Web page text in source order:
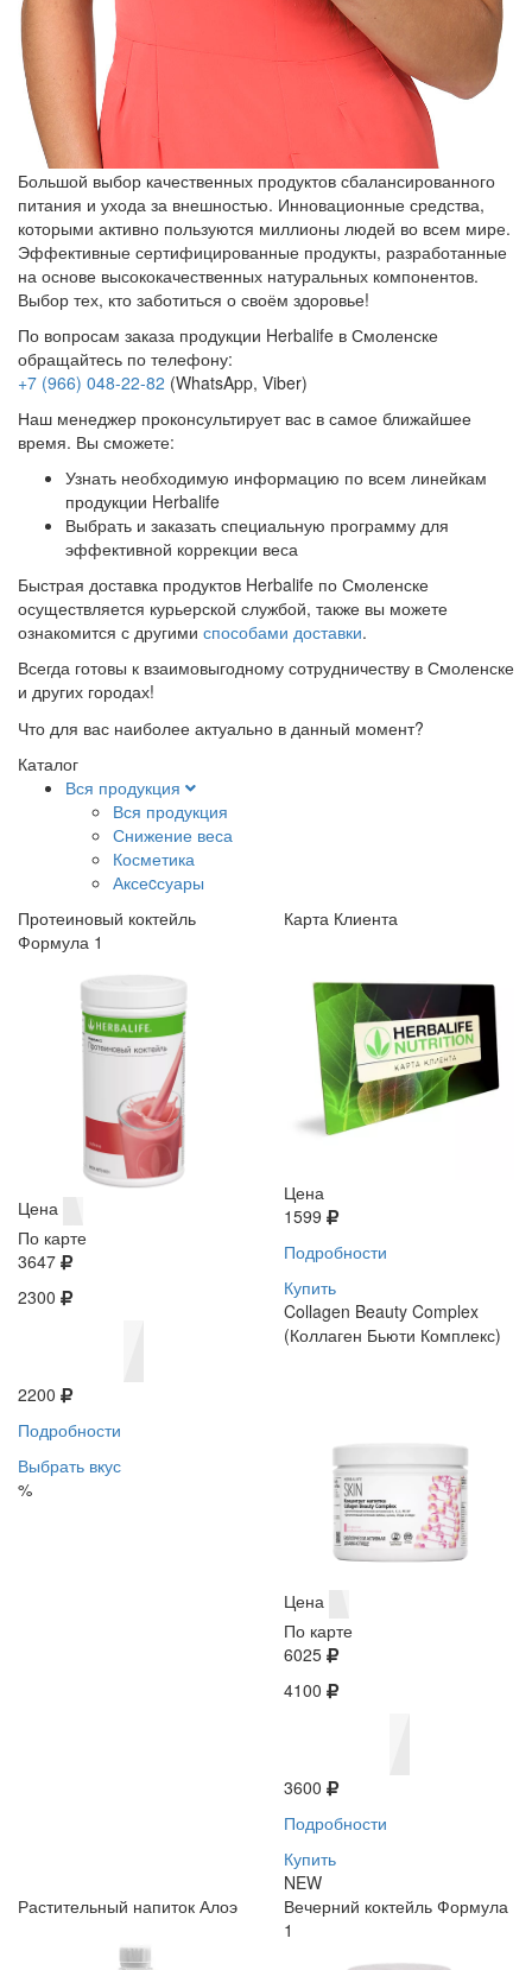
Большой выбор качественных продуктов сбалансированного
питания и ухода за внешностью. Инновационные средства,
которыми активно пользуются миллионы людей во всем мире.
Эффективные сертифицированные продукты, разработанные
на основе высококачественных натуральных компонентов.
Выбор тех, кто заботиться о своём здоровье!
По вопросам заказа продукции Herbalife в Смоленске
обращайтесь по телефону:
+7 (966) 048-22-82 (WhatsApp, Viber)
Наш менеджер проконсультирует вас в самое ближайшее
время. Вы сможете:
Узнать необходимую информацию по всем линейкам
продукции Herbalife
Выбрать и заказать специальную программу для
эффективной коррекции веса
Быстрая доставка продуктов Herbalife по Смоленске
осуществляется курьерской службой, также вы можете
ознакомится с другими способами доставки.
Всегда готовы к взаимовыгодному сотрудничеству в Смоленске
и других городах!
Что для вас наиболее актуально в данный момент?
Каталог
Вся продукция
Вся продукция
Снижение веса
Косметика
Аксеcсуары
Протеиновый коктейль
Формула 1
Цена
По карте
3647
2300
2200
Подробности
Выбрать вкус
%
Карта Клиента
Цена
1599
Подробности
Купить
Collagen Beauty Complex
(Коллаген Бьюти Комплекс)
Цена
По карте
6025
4100
3600
Подробности
Купить
NEW
Растительный напиток Алоэ
Вечерний коктейль Формула
1